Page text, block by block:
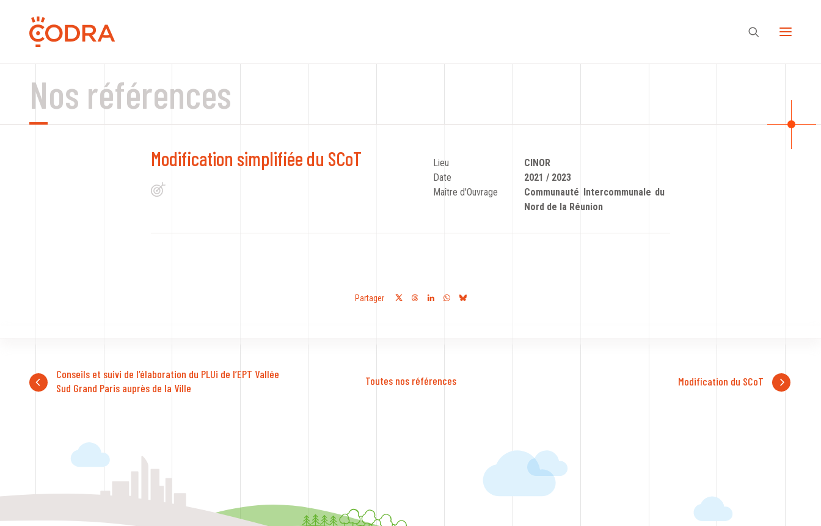
Nos références
Modification simplifiée du SCoT Lieu
CINOR
Date
2021 / 2023
Maître d'Ouvrage
Communauté Intercommunale du
Nord de la Réunion
Partager
Conseils et suivi de l’élaboration du PLUi de l’EPT Vallée
Sud Grand Paris auprès de la Ville
Toutes nos références Modification du SCoT